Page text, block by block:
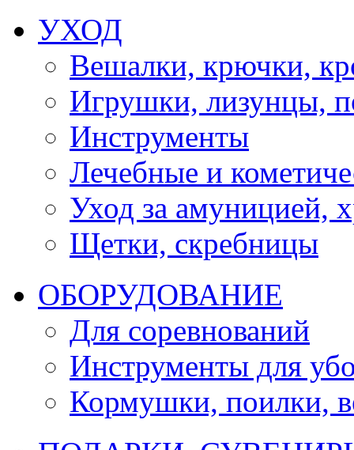
УХОД
Вешалки, крючки,
Игрушки, лизунцы,
Инструменты
Лечебные и
Уход за амуницией,
Щетки, скребницы
ОБОРУДОВАНИЕ
Для соревнований
Инструменты для
Кормушки, поилки,